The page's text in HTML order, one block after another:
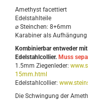
Amethyst facettiert
Edelstahlteile
⌀ Steinchen: 8+6mm
Karabiner als Aufhängung
Kombinierbar entweder
Edelstahlcollier. Muss
1.5mm Ziegenleder:
15mm.html
Edelstahlcollier:
Die Schwingung der